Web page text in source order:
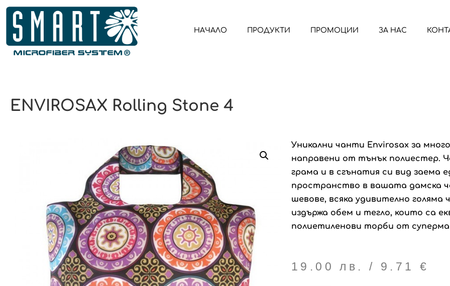
НАЧАЛО ПРОДУКТИ ПРОМОЦИИ ЗА НАС
ENVIROSAX Rolling Stone 4
Уникални чанти Envirosax за
направени от тънък полиестер.
грама и в сгънатия си вид заема
пространство в вашата дамска
шевове, всяка удивително голяма
издържа обем и тегло, които са
полиетиленови торби от
19.00лв. / 9.71 €